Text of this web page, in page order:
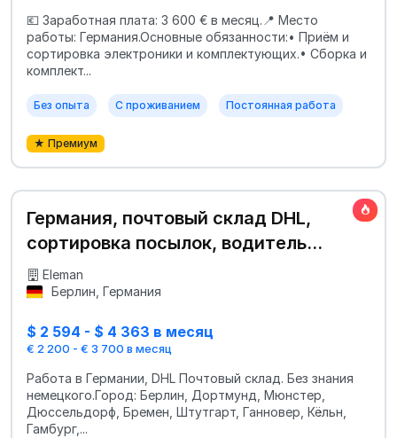
💶 Заработная плата: 3 600 € в месяц.📍 Место
работы: Германия.Основные обязанности:• Приём и
сортировка электроники и комплектующих.• Сборка и
комплект...
Без опыта С проживанием Постоянная работа
★ Премиум
Германия, почтовый склад DHL,
сортировка посылок, водитель
категории В
Eleman
Берлин, Германия
$ 2 594 - $ 4 363 в месяц
€ 2 200 - € 3 700 в месяц
Работа в Германии, DHL Почтовый склад. Без знания
немецкого.Город: Берлин, Дортмунд, Мюнстер,
Дюссельдорф, Бремен, Штутгарт, Ганновер, Кёльн,
Гамбург,...